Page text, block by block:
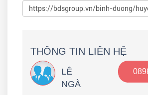
THÔNG TIN LIÊN HỆ
LÊ
NGÀ